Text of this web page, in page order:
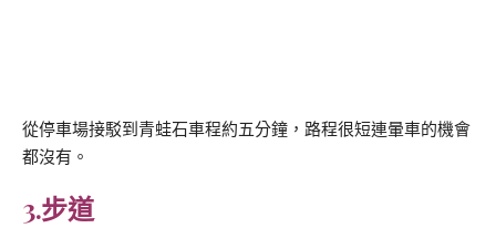
從停車場接駁到青蛙石車程約五分鐘，路程很短連暈車的機會
都沒有。
3.步道